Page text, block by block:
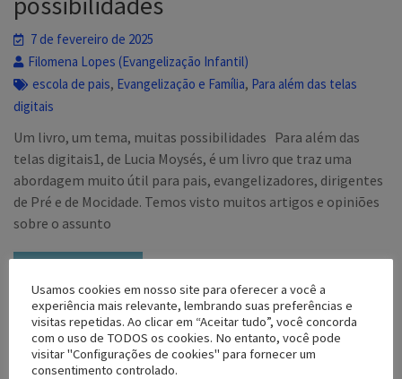
7 de fevereiro de 2025
Filomena Lopes (Evangelização Infantil)
escola de pais, Evangelização e Família, Para além das telas
digitais
Um livro, um tema, muitas possibilidades Para além das
telas digitais1, de Lucia Moysés, é um livro que traz uma
abordagem muito útil para pais, evangelizadores, dirigentes
de Pré e de Mocidade. Temos visto muitos artigos e opiniões
sobre o assunto
Usamos cookies em nosso site para oferecer a você a
experiência mais relevante, lembrando suas preferências e
visitas repetidas. Ao clicar em “Aceitar tudo”, você concorda
com o uso de TODOS os cookies. No entanto, você pode
visitar "Configurações de cookies" para fornecer um
consentimento controlado.